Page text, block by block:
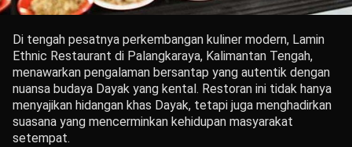
Di tengah pesatnya perkembangan kuliner modern, Lamin
Ethnic Restaurant di Palangkaraya, Kalimantan Tengah,
menawarkan pengalaman bersantap yang autentik dengan
nuansa budaya Dayak yang kental. Restoran ini tidak hanya
menyajikan hidangan khas Dayak, tetapi juga menghadirkan
suasana yang mencerminkan kehidupan masyarakat
setempat.